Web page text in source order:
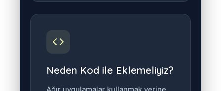
Neden Kod ile Eklemeliyiz?